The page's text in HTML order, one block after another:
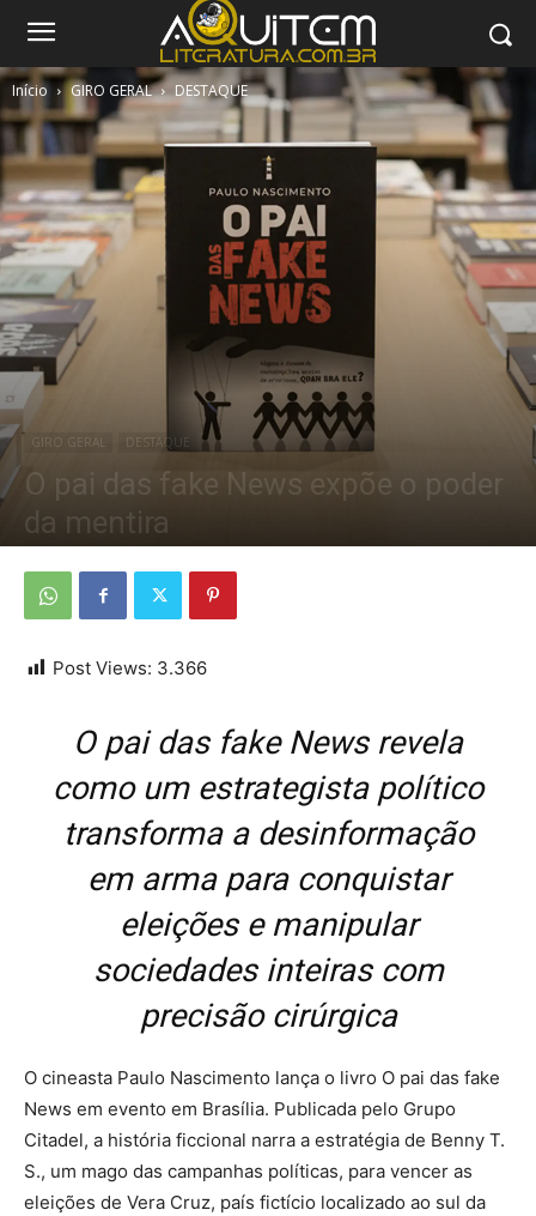
Início GIRO GERAL DESTAQUE
GIRO GERAL DESTAQUE
O pai das fake News expõe o poder
da mentira
Post Views: 3.366
O pai das fake News revela
como um estrategista político
transforma a desinformação
em arma para conquistar
eleições e manipular
sociedades inteiras com
precisão cirúrgica
O cineasta Paulo Nascimento lança o livro O pai das fake
News em evento em Brasília. Publicada pelo Grupo
Citadel, a história ficcional narra a estratégia de Benny T.
S., um mago das campanhas políticas, para vencer as
eleições de Vera Cruz, país fictício localizado ao sul da